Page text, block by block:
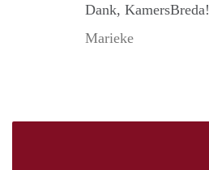
Dank, KamersBreda!
Marieke